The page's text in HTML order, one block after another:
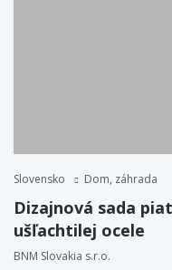
Slovensko Dom, záhrada
Dizajnová sada
ušľachtilej ocele
BNM Slovakia s.r.o.